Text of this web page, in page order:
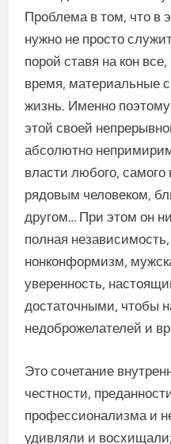
Проблема в том, что в
нужно не просто
порой ставя на кон
время, материальные
жизнь. Именно
этой своей
абсолютно
власти любого, самого
рядовым человеком,
другом… При этом он
полная
нонконформизм,
уверенность,
достаточными, чтобы
недоброжелателей и
Это сочетание
честности,
профессионализма и
удивляли и